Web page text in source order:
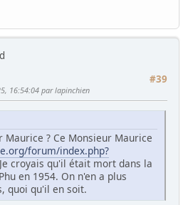
#39
16:54:04 par lapinchien
Maurice ? Ce Monsieur Maurice
forum/index.php?
croyais qu'il était mort dans la
en 1954. On n'en a plus
quoi qu'il en soit.